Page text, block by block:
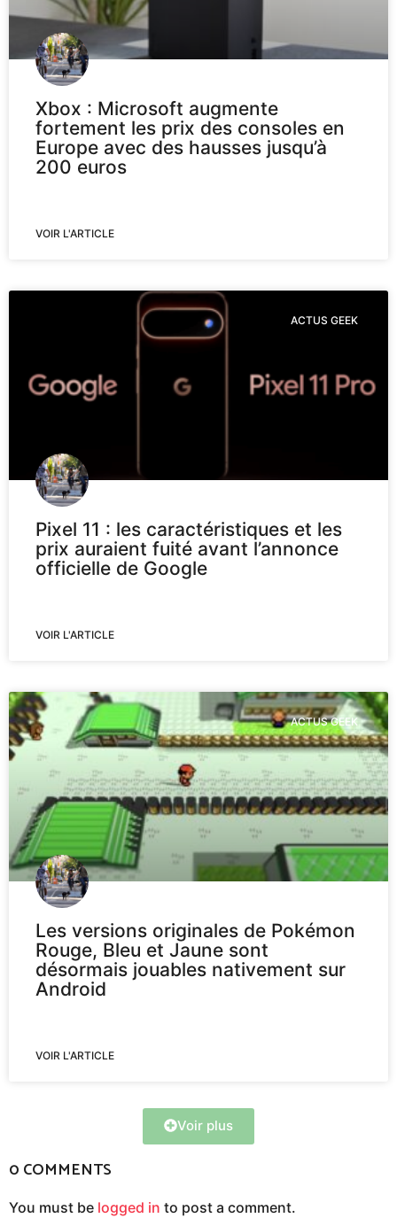
Xbox : Microsoft augmente
fortement les prix des consoles en
Europe avec des hausses jusqu’à
200 euros
VOIR L'ARTICLE
ACTUS GEEK
Pixel 11 : les caractéristiques et les
prix auraient fuité avant l’annonce
officielle de Google
VOIR L'ARTICLE
ACTUS GEEK
Les versions originales de Pokémon
Rouge, Bleu et Jaune sont
désormais jouables nativement sur
Android
VOIR L'ARTICLE
Voir plus
0 COMMENTS
You must be logged in to post a comment.